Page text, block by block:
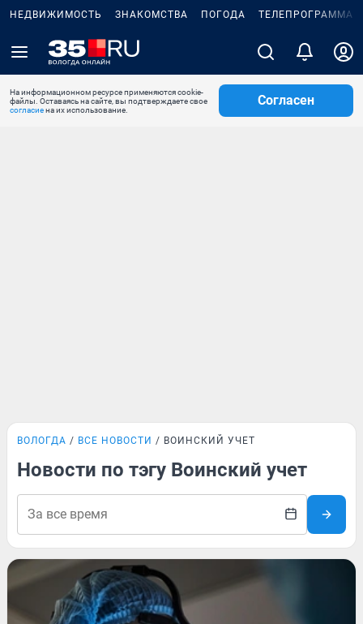
НЕДВИЖИМОСТЬ ЗНАКОМСТВА ПОГОДА ТЕЛЕПРОГРАММА
На информационном ресурсе применяются cookie-
файлы. Оставаясь на сайте, вы подтверждаете свое
согласиена их использование.
Согласен
ВОЛОГДА ВСЕ НОВОСТИ ВОИНСКИЙ УЧЕТ
Новости по тэгу Воинский учет